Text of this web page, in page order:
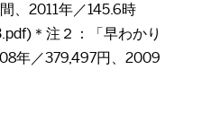
、2011年／145.6時
＊注２：「早わかり
年／379,497円、2009